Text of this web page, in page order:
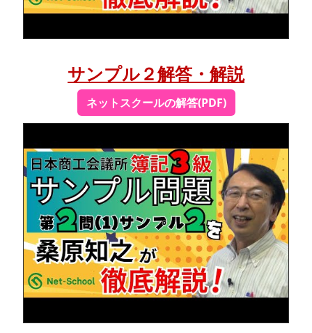
サンプル２解答・解説
ネットスクールの解答(PDF)